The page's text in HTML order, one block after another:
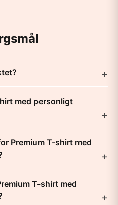
med personligt
Premium T-shirt med
T-shirt med